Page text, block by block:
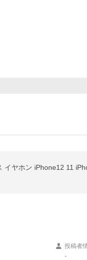
ヤホン iPhone12 11
投稿者
-